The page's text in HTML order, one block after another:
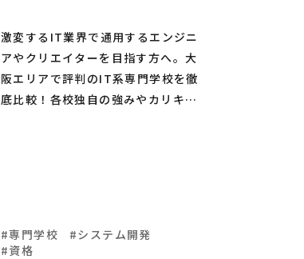
激変するIT業界で通用するエンジニ
アやクリエイターを目指す方へ。大
阪エリアで評判のIT系専門学校を徹
底比較！各校独自の強みやカリキュ
専門学校
システム開発
資格